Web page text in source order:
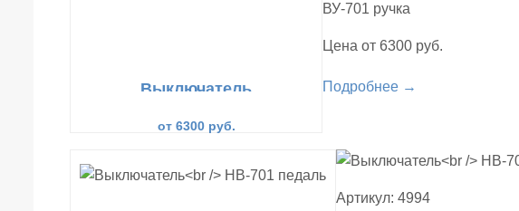
Выключатель
от 6300 руб.
ВУ-701 ручка
Цена от 6300 руб.
Подробнее →
Артикул: 4994